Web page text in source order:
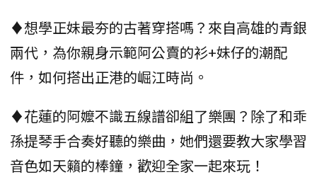
♦想學正妹最夯的古著穿搭嗎？來自高雄的青銀
兩代，為你親身示範阿公賣的衫+妹仔的潮配
件，如何搭出正港的崛江時尚。
♦花蓮的阿嬤不識五線譜卻組了樂團？除了和乖
孫提琴手合奏好聽的樂曲，她們還要教大家學習
音色如天籟的棒鐘，歡迎全家一起來玩！